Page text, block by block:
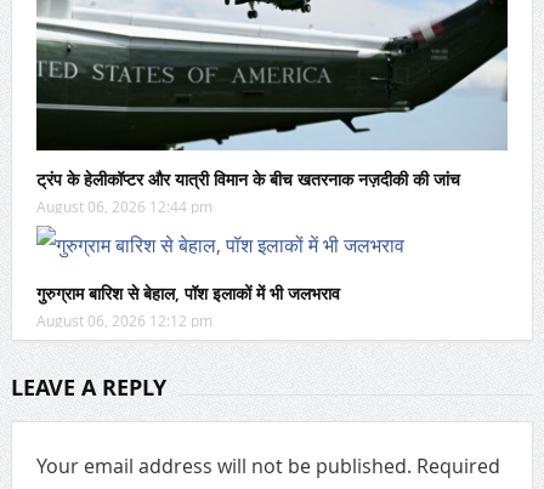
ट्रंप के हेलीकॉप्टर और यात्री विमान के बीच खतरनाक नज़दीकी की जांच
August 06, 2026 12:44 pm
गुरुग्राम बारिश से बेहाल, पॉश इलाकों में भी जलभराव
August 06, 2026 12:12 pm
LEAVE A REPLY
Your email address will not be published. Required